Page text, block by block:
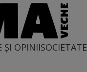
ȘI OPINIISOCIETATE